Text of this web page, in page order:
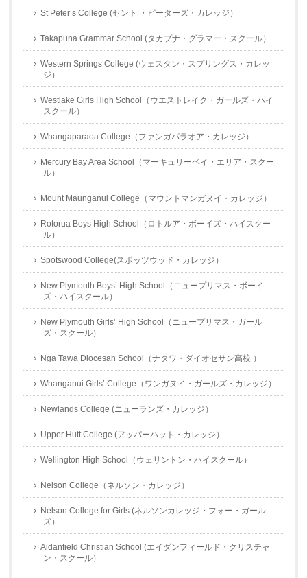
St Peter’s College (セント ・ピーターズ・カレッジ）
Takapuna Grammar School (タカプナ・グラマー・スクール）
Western Springs College (ウェスタン・スプリングス・カレッ
ジ）
Westlake Girls High School（ウエストレイク・ガールズ・ハイ
スクール）
Whangaparaoa College（ファンガパラオア・カレッジ）
Mercury Bay Area School（マーキュリーベイ・エリア・スクー
ル）
Mount Maunganui College（マウントマンガヌイ・カレッジ）
Rotorua Boys High School（ロトルア・ボーイズ・ハイスクー
ル）
Spotswood College(スポッツウッド・カレッジ）
New Plymouth Boys’ High School（ニュープリマス・ボーイ
ズ・ハイスクール）
New Plymouth Girls’ High School（ニュープリマス・ガール
ズ・スクール）
Nga Tawa Diocesan School（ナタワ・ダイオセサン高校 ）
Whanganui Girls’ College（ワンガヌイ・ガールズ・カレッジ）
Newlands College (ニューランズ・カレッジ）
Upper Hutt College (アッパーハット・カレッジ）
Wellington High School（ウェリントン・ハイスクール）
Nelson College（ネルソン・カレッジ）
Nelson College for Girls (ネルソンカレッジ・フォー・ガール
ズ）
Aidanfield Christian School (エイダンフィールド・クリスチャ
ン・スクール）